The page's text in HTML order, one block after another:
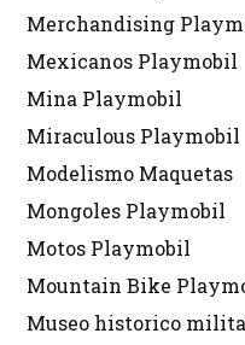
Merchandising
Mexicanos Playmobil
Mina Playmobil
Miraculous Playmobil
Modelismo Maquetas
Mongoles Playmobil
Motos Playmobil
Mountain Bike
Museo historico